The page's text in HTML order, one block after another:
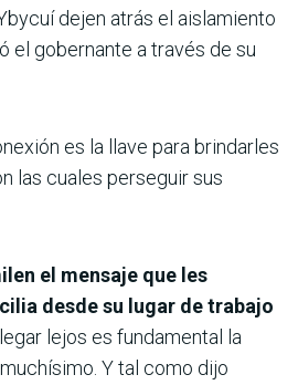
dejen atrás el aislamiento
el gobernante a través de su
es la llave para brindarles
las cuales perseguir sus
el mensaje que les
desde su lugar de trabajo
lejos es fundamental la
Y tal como dijo